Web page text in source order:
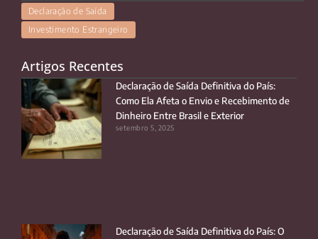
Declaração de Saída
Investimento Estrangeiro
Artigos Recentes
Declaração de Saída Definitiva do País:
Como Ela Afeta o Envio e Recebimento de
Dinheiro Entre Brasil e Exterior
setembro 5, 2025
Declaração de Saída Definitiva do País: O